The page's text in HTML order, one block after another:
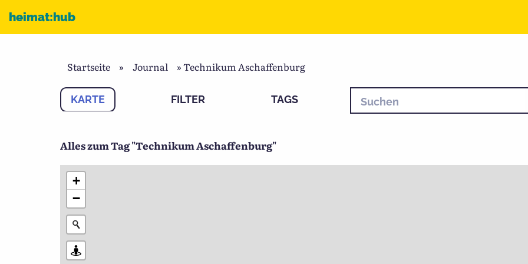
heimat:hub
Startseite » Journal »Technikum Aschaffenburg
KARTE FILTER TAGS
Alles zum Tag "Technikum Aschaffenburg"
+
−